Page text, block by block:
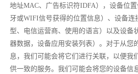
地址MAC、广告标识符IDFA），设备位
牙或WIFI信号获得的位置信息）、设备连
型、电信运营商、使用的语言）以及设备
器数据，设备应用安装列表）。对于从您
息，我们可能会将它们进行关联，以便我
供一致的服务。我们可能会将您的设备信